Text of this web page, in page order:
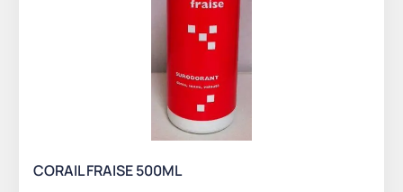
CORAIL FRAISE 500ML